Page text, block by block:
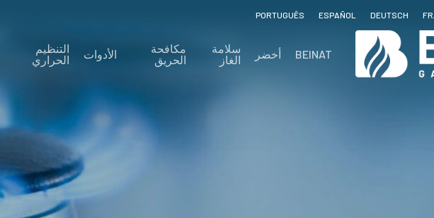
DEUTSCH
ESPAÑOL
PORTUGUÊS
BEINAT أخضر
سلامة
الغاز
مكافحة
الحريق
الأدوات
التنظيم
الحراري